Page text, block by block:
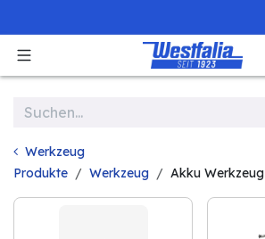
Werkzeug
Produkte
Werkzeug Akku Werkzeug